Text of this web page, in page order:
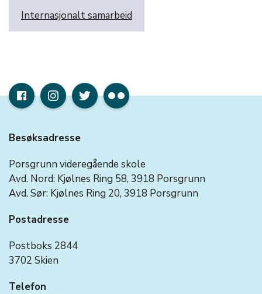
Internasjonalt samarbeid
Besøksadresse
Porsgrunn videregående skole
Avd. Nord: Kjølnes Ring 58, 3918 Porsgrunn
Avd. Sør: Kjølnes Ring 20, 3918 Porsgrunn
Postadresse
Postboks 2844
3702 Skien
Telefon